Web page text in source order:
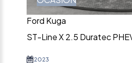
Ford Kuga
ST-Line X 2.5 Duratec
2023